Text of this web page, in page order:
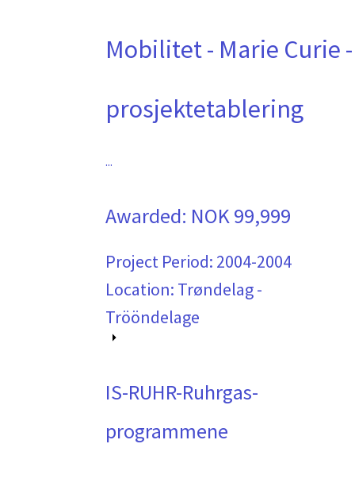
Mobilitet - Marie Curie -
prosjektetablering
...
Awarded: NOK 99,999
Project Period: 2004-2004
Location: Trøndelag -
Trööndelage
IS-RUHR-Ruhrgas-
programmene